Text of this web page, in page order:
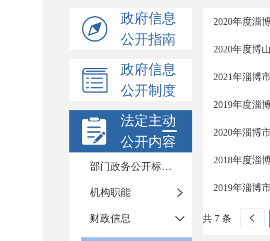
政府信息
公开指南
政府信息
公开制度
法定主动
公开内容
部门政务公开标准化目录
机构职能
财政信息
2020年度淄
2020年度博
2021年淄博
2019年度淄
2020年淄博
2018年度淄
2019年淄博
共 7 条